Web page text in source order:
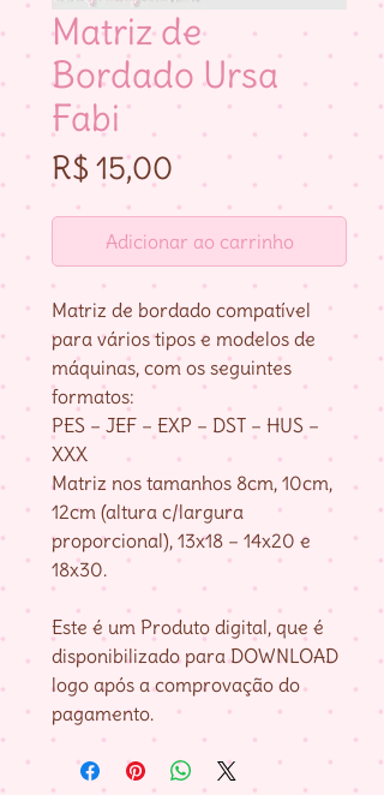
Matriz de
Bordado Ursa
Fabi
R$ 15,00Preço
Adicionar ao carrinho
Matriz de bordado compatível
para vários tipos e modelos de
máquinas, com os seguintes
formatos:
PES – JEF – EXP – DST – HUS –
XXX
Matriz nos tamanhos 8cm, 10cm,
12cm (altura c/largura
proporcional), 13x18 – 14x20 e
18x30.
Este é um Produto digital, que é
disponibilizado para DOWNLOAD
logo após a comprovação do
pagamento.